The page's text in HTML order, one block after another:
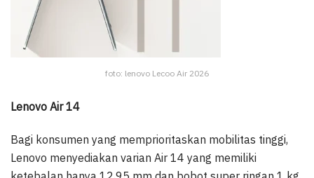
foto: lenovo Lecoo Air 2026
Lenovo Air 14
Bagi konsumen yang memprioritaskan mobilitas tinggi,
Lenovo menyediakan varian Air 14 yang memiliki